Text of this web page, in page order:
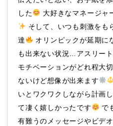
した
大好きなマネージャ
そして、いつも刺激をも
達
オリンピックが延期に
も出来ない状況…アスリー
モチベーションがどれ程大
ないけど想像が出来ます
いとワクワクしながら計画
て凄く嬉しかったです
で
有難うのメッセージやビデ